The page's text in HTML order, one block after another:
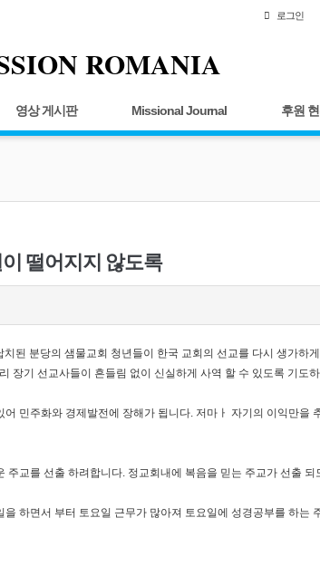
로그인
ROMANIA
영상 게시판 Missional Journal 후원
떨어지지 않도록
된 분당의 샘물교회 청년들이 한국 교회의 선교를 다시 생가하
장기 선교사들이 흔들림 없이 신실하게 사역 할 수 있도록 기도
민주화와 경제발전에 장해가 됩니다. 저마ㅏ 자기의 이익만을
주교를 선출 하려합니다. 정교회내에 복음을 믿는 주교가 선출 되
하면서 부터 토요일 근무가 많아져 토요일에 성경공부를 하는